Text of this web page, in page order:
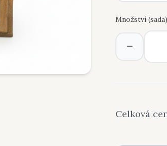
Množství (sada)
−
Celková